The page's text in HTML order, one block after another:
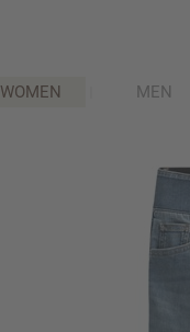
WOMEN MEN